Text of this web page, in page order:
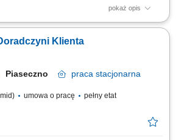
pokaż opis
potrzeb i oczekiwań Klientów,
pozytywnego wizerunku Banku poprzez
obsługa Klientów detalicznych,
Klienta
Piaseczno praca stacjonarna
umowa o pracę
pełny etat